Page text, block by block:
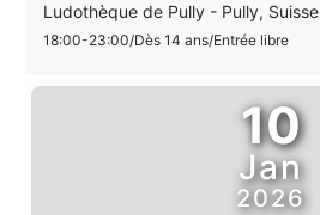
Ludothèque de Pully - Pully, Suisse
18:00-23:00/Dès 14 ans/Entrée libre
10
Jan
2026